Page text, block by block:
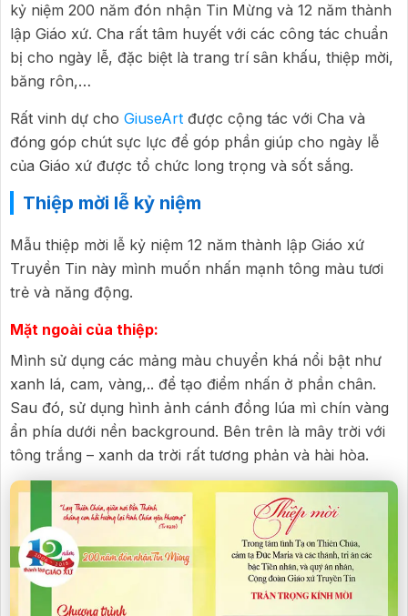
kỷ niệm 200 năm đón nhận Tin Mừng và 12 năm thành
lập Giáo xứ. Cha rất tâm huyết với các công tác chuẩn
bị cho ngày lễ, đặc biệt là trang trí sân khấu, thiệp mời,
băng rôn,…
Rất vinh dự cho GiuseArt được cộng tác với Cha và
đóng góp chút sực lực để góp phần giúp cho ngày lễ
của Giáo xứ được tổ chức long trọng và sốt sắng.
Thiệp mời lễ kỷ niệm
Mẫu thiệp mời lễ kỷ niệm 12 năm thành lập Giáo xứ
Truyền Tin này mình muốn nhấn mạnh tông màu tươi
trẻ và năng động.
Mặt ngoài của thiệp:
Mình sử dụng các mảng màu chuyển khá nổi bật như
xanh lá, cam, vàng,.. để tạo điểm nhấn ở phần chân.
Sau đó, sử dụng hình ảnh cánh đồng lúa mì chín vàng
ẩn phía dưới nền background. Bên trên là mây trời với
tông trắng – xanh da trời rất tương phản và hài hòa.